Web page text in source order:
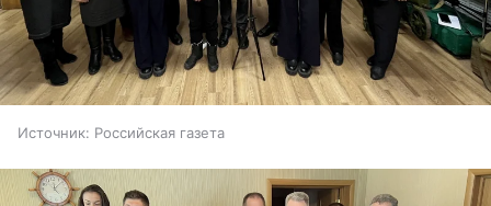
Источник: Российская газета